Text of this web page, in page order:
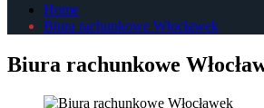
Home
Biura rachunkowe Włocławek
Biura rachunkowe